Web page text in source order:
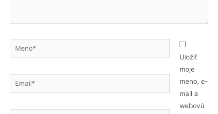
Uložiť
moje
meno, e-
mail a
webovú